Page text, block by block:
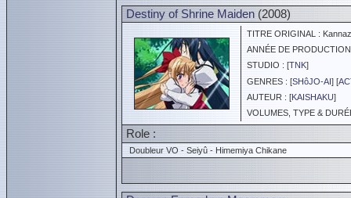
Destiny of Shrine Maiden (2008)
TITRE ORIGINAL :
ANNÉE DE
STUDIO : [TNK]
GENRES : [SHôJO-AI] [
AUTEUR : [KAISHAKU]
VOLUMES, TYPE &
Role :
Doubleur VO - Seiyû - Himemiya Chikane